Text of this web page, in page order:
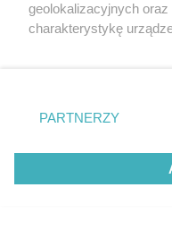
Ten
geolokalizacyjnych
charakterystykę
zmienić/wycofać
znajdujący się w
rodzaje przetwarzania
użytkownika, ale masz
przetwarzaniu.
PARTNERZY